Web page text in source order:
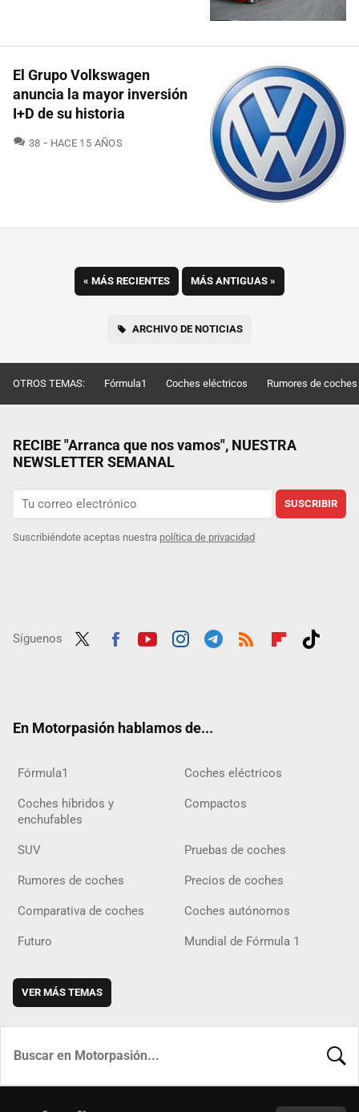
El Grupo Volkswagen
anuncia la mayor inversión
I+D de su historia
38 COMENTARIOS
HACE 15 AÑOS
« MÁS RECIENTES MÁS ANTIGUAS »
ARCHIVO DE NOTICIAS
OTROS TEMAS: Fórmula1 Coches eléctricos Rumores de coches
RECIBE "Arranca que nos vamos", NUESTRA
NEWSLETTER SEMANAL
SUSCRIBIR
Suscribiéndote aceptas nuestra política de privacidad
Síguenos
En Motorpasión hablamos de...
Fórmula1 Coches eléctricos
Coches híbridos y
enchufables
Compactos
SUV Pruebas de coches
Rumores de coches Precios de coches
Comparativa de coches Coches autónomos
Futuro Mundial de Fórmula 1
VER MÁS TEMAS